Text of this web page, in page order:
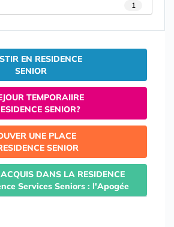
1
EN RESIDENCE
SENIOR
TEMPORAIIRE
SENIOR?
UNE PLACE
SENIOR
DANS LA RESIDENCE
Services Seniors : l'Apogée